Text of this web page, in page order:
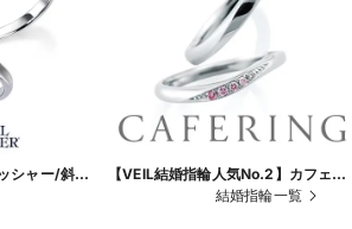
シャー/斜め
【VEIL結婚指輪人気No.2】カフェリ
ング/希少なピンクダイヤモンドのグ
結婚指輪一覧